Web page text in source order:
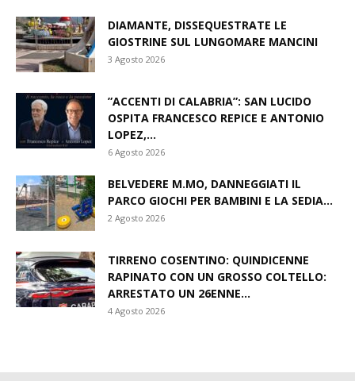
DIAMANTE, DISSEQUESTRATE LE
GIOSTRINE SUL LUNGOMARE MANCINI
3 Agosto 2026
​”ACCENTI DI CALABRIA”: SAN LUCIDO
OSPITA FRANCESCO REPICE E ANTONIO
LOPEZ,...
6 Agosto 2026
BELVEDERE M.MO, DANNEGGIATI IL
PARCO GIOCHI PER BAMBINI E LA SEDIA...
2 Agosto 2026
TIRRENO COSENTINO: QUINDICENNE
RAPINATO CON UN GROSSO COLTELLO:
ARRESTATO UN 26ENNE...
4 Agosto 2026